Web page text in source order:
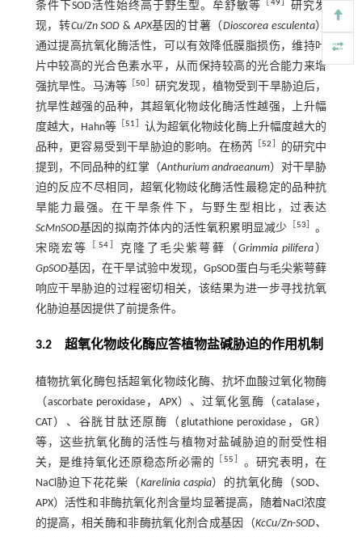
条件下SOD活性始终高于野生型。牟舒敏等 ［49 ］研究发
现，转Cu/Zn SOD &APX基因的甘薯（Dioscorea esculenta）
通过提高抗氧化酶活性，可以有效降低膜脂损伤，维持叶
片中较高的光合色素水平，从而保持较高的光合能力来增
强抗旱性。马涛等 ［50
研究发现，植物受到干旱胁迫后，
抗旱性越强的品种，其超氧化物歧化酶活性越强，上升幅
度越大，Hahn等 ［51
认为超氧化物歧化酶上升幅度越大的
品种，更容易受到干旱胁迫的影响。在杨芮
［52
的研究中
提到，不同品种的红掌（Anthurium andraeanum）对干旱胁
迫的反应不尽相同，超氧化物歧化酶活性最稳定的品种抗
旱能力最强。在干旱条件下，与野生型相比，过表达
ScMnSOD基因的拟南芥体内的活性氧积累明显减少 53
。
宋晓宏等
54］ 克隆了毛尖紫萼藓（ Grimmia pilifera ）
GpSOD基因，在干旱试验中发现，GpSOD蛋白与毛尖紫萼藓
响应干旱胁迫的过程密切相关，该结果为进一步寻找抗氧
化胁迫基因提供了前提条件。
3.2 超氧化物歧化酶应答植物盐碱胁迫的作用机制
植物抗氧化酶包括超氧化物歧化酶、抗坏血酸过氧化物酶
（ascorbate peroxidase，APX）、过氧化氢酶（catalase，
CAT）、谷胱甘肽还原酶（glutathione peroxidase，GR）
等，这些抗氧化酶的活性与植物对盐碱胁迫的耐受性相
关，是维持氧化还原稳态所必需的
［55
。研究表明，在
NaCl胁迫下花花柴（Karelinia caspia）的抗氧化酶（SOD、
APX）活性和非酶抗氧化剂含量均显著提高，随着NaCl浓度
的提高，相关酶和非酶抗氧化剂合成基因（KcCu/Zn-SOD、